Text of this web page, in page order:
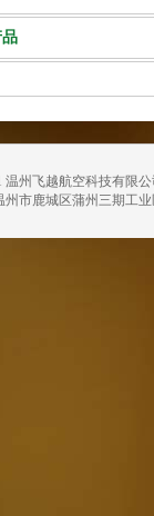
温州飞越航空科技有限
州市鹿城区蒲州三期工业